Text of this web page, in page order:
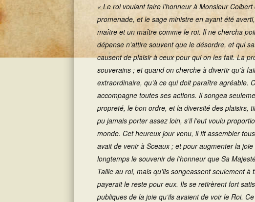
« Le roi voulant faire l’honneur à Monsieur
promenade, et le sage ministre en ayant été
maître et un maître comme le roi. Il ne chercha
dépense n’attire souvent que le désordre, et qui
causent de plaisir à ceux pour qui on les fait. La
souverains ; et quand on cherche à divertir qu’à
extraordinaire, qu’à ce qui doit paraître agréable.
accompagne toutes ses actions. Il songea
propreté, le bon ordre, et la diversité des plaisirs,
pu jamais porter assez loin, s’il l’eut voulu
monde. Cet heureux jour venu, il fit assembler
avait de venir à Sceaux ; et pour augmenter la
longtemps le souvenir de l’honneur que Sa
Taille au roi, mais qu’ils songeassent seulement
payerait le reste pour eux. Ils se retirèrent fort
publiques de la joie qu’ils avaient de voir le Roi.